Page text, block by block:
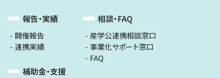
報告・実績
開催報告
連携実績
補助金・支援
相談・FAQ
産学公連携相談窓口
事業化サポート窓口
FAQ